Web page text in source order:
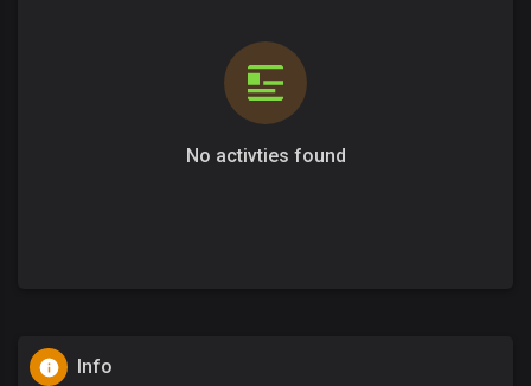
No activties found
Info